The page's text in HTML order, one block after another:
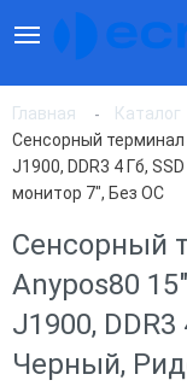
Главная Каталог
Сенсорный терминал
J1900, DDR3 4 Гб,
монитор 7", Без ОС
Сенсорный
Anypos80
J1900, DDR3
Черный,